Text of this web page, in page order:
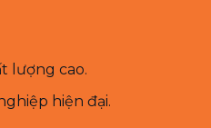
lượng cao.
hiện đại.